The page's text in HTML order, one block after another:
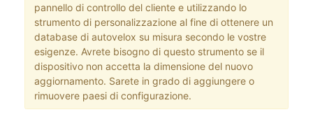
pannello di controllo del cliente e utilizzando lo
strumento di personalizzazione al fine di ottenere un
database di autovelox su misura secondo le vostre
esigenze. Avrete bisogno di questo strumento se il
dispositivo non accetta la dimensione del nuovo
aggiornamento. Sarete in grado di aggiungere o
rimuovere paesi di configurazione.